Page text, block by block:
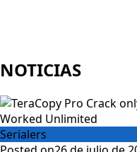
NOTICIAS
Serialers